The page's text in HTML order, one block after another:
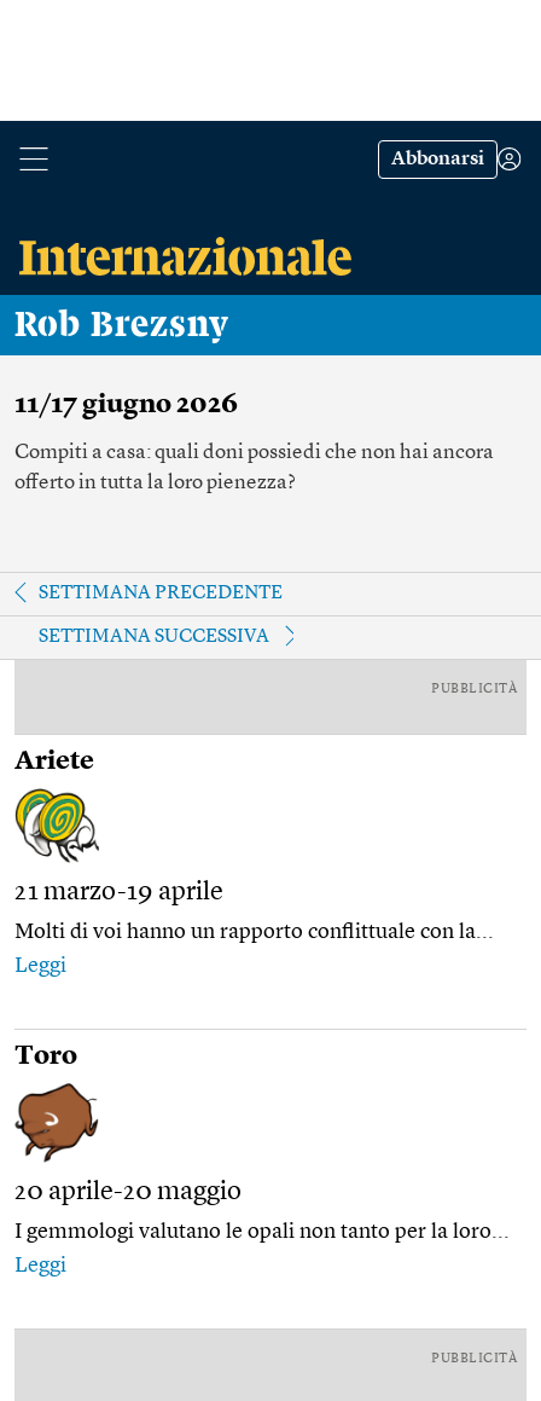
Abbonarsi
Rob Brezsny
11/17 giugno 2026
Compiti a casa: quali doni possiedi che non hai ancora
offerto in tutta la loro pienezza?
SETTIMANA PRECEDENTE
SETTIMANA SUCCESSIVA
PUBBLICITÀ
Ariete
21 marzo-19 aprile
Molti di voi hanno un rapporto conflittuale con la...
Leggi
Toro
20 aprile-20 maggio
I gemmologi valutano le opali non tanto per la loro...
Leggi
PUBBLICITÀ